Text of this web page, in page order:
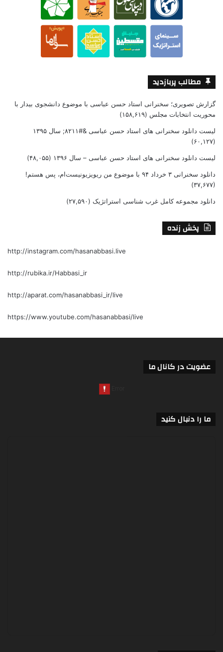
مطالب پربازدید
گزارش تصویری؛ سخنرانی استاد حسن عباسی با موضوع دانشجوی بیدار با
محوریت انتخابات مجلس (۱۵۸,۶۱۹)
لیست دانلود سخنرانی های استاد حسن عباسی &#۸۲۱۱; سال ۱۳۹۵
(۶۰,۱۲۷)
لیست دانلود سخنرانی های استاد حسن عباسی – سال ۱۳۹۶ (۴۸,۰۵۵)
دانلود سخنرانی ۳ خرداد ۹۴ با موضوع من ریویزیونیست‌ام، پس هستم!
(۳۷,۶۷۷)
دانلود مجموعه کامل غرب شناسی استراتژیک (۲۷,۵۹۰)
پخش زنده
http://instagram.com/hasanabbasi.live
http://rubika.ir/Habbasi_ir
http://aparat.com/hasanabbasi_ir/live
https://www.youtube.com/hasanabbasi/live
عضویت در کانال ما
ما را دنبال کنید